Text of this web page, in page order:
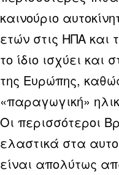
καινούριο
ετών στις ΗΠΑ και
το ίδιο ισχύει και
της Ευρώπης,
«παραγωγική»
Οι περισσότεροι
ελαστικά στα
είναι απολύτως